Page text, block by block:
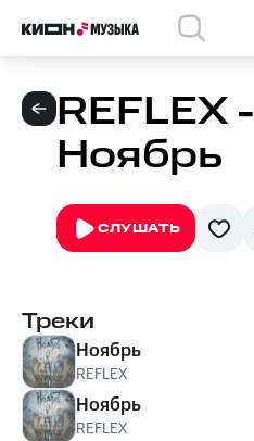
REFLEX -
Ноябрь
СЛУШАТЬ
Треки
Ноябрь
REFLEX
Ноябрь
REFLEX